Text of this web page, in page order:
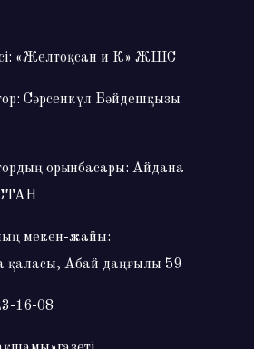
«Желтоқсан и К» ЖШС
Сәрсенкүл Бәйдешқызы
орынбасары: Айдана
мекен-жайы:
қаласы, Абай даңғылы 59
16-08